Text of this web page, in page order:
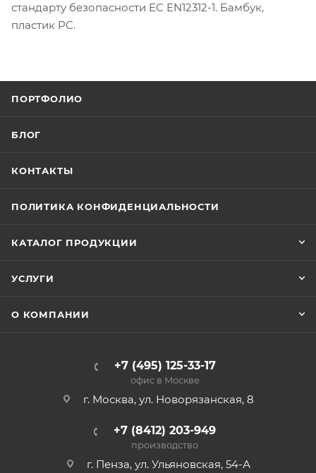
стандарту безопасности ЕС EN12312-1. Бамбук,
пластик PC.
ПОРТФОЛИО
БЛОГ
КОНТАКТЫ
ПОЛИТИКА КОНФИДЕНЦИАЛЬНОСТИ
КАТАЛОГ ПРОДУКЦИИ
УСЛУГИ
О КОМПАНИИ
+7 (495) 125-33-17
офис в Москве
г. Москва, ул. Новорязанская, 8
+7 (8412) 203-949
производство
г. Пенза, ул. Ульяновская, 54-А